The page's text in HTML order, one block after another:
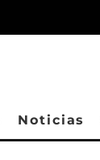
Noticias